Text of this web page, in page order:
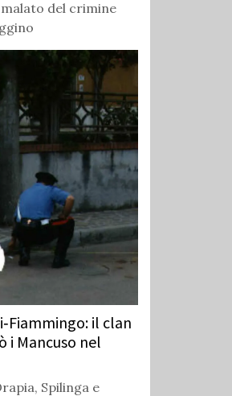
del crimine
il clan
i Mancuso nel
Spilinga e